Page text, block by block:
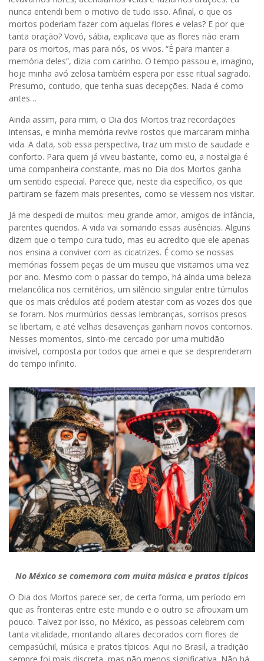
nunca entendi bem o motivo de tudo isso. Afinal, o que os
mortos poderiam fazer com aquelas flores e velas? E por que
tanta oração? Vovó, sábia, explicava que as flores não eram
para os mortos, mas para nós, os vivos. “É para manter a
memória deles”, dizia com carinho. O tempo passou e, imagino,
hoje minha avó zelosa também espera por esse ritual sagrado.
Presumo, contudo, que tenha suas decepções. Nada é como
antes…
Ainda assim, para mim, o Dia dos Mortos traz recordações
intensas, e minha memória revive rostos que marcaram minha
vida. A data, sob essa perspectiva, traz um misto de saudade e
conforto. Para quem já viveu bastante, como eu, a nostalgia é
uma companheira constante, mas no Dia dos Mortos ganha
um sentido especial. Parece que, neste dia específico, os que
partiram se fazem mais presentes, como se viessem nos visitar.
Já me despedi de muitos: meu grande amor, amigos de infância,
parentes queridos. A vida vai somando essas ausências. Alguns
dizem que o tempo cura tudo, mas eu acredito que ele apenas
nos ensina a conviver com as cicatrizes. É como se nossas
memórias fossem peças de um museu que visitamos uma vez
por ano. Mesmo com o passar do tempo, há ainda uma beleza
melancólica nos cemitérios, um silêncio singular entre túmulos
que os mais crédulos até podem atestar com as vozes dos que
se foram. Nos murmúrios dessas lembranças, sorrisos presos
se libertam, e até velhas desavenças ganham novos contornos.
Nesses momentos, sinto-me cercado por uma multidão
invisível, composta por todos que amei e que se desprenderam
do tempo infinito.
No México se comemora com muita música e pratos típicos
O Dia dos Mortos parece ser, de certa forma, um período em
que as fronteiras entre este mundo e o outro se afrouxam um
pouco. Talvez por isso, no México, as pessoas celebrem com
tanta vitalidade, montando altares decorados com flores de
cempasúchil, música e pratos típicos. Aqui no Brasil, a tradição